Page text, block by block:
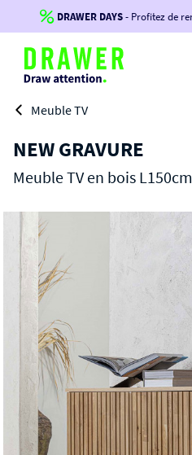
DERNIERS JOURS- Jusqu'à-
-voir conditions
DRAWER DAYS- Profitez de
Meuble TV
NEW GRAVURE
Meuble TV en bois L150cm